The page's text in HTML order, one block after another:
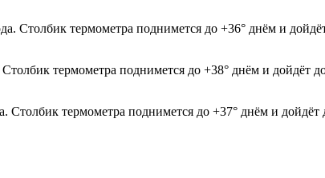
Столбик термометра поднимется до +36° днём и
Столбик термометра поднимется до +38° днём и
Столбик термометра поднимется до +37° днём и